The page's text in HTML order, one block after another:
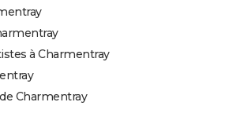
à Charmentray
Charmentray